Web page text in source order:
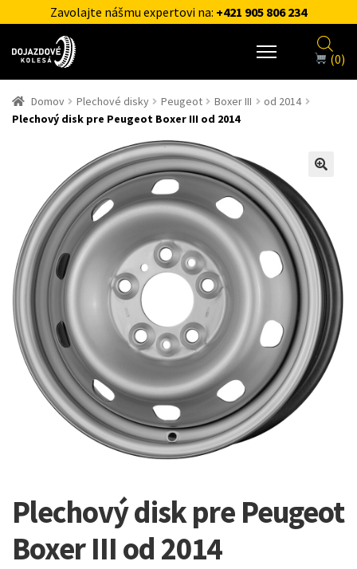
Zavolajte nášmu expertovi na: +421 905 806 234
(0)
Domov Plechové disky Peugeot Boxer III
od 2014
Plechový disk pre Peugeot Boxer III od 2014
Plechový disk pre Peugeot
Boxer III od 2014